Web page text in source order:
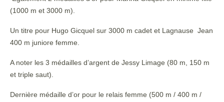
(1000 m et 3000 m).
Un titre pour Hugo Gicquel sur 3000 m cadet et Lagnause Jean
400 m juniore femme.
A noter les 3 médailles d’argent de Jessy Limage (80 m, 150 m
et triple saut).
Dernière médaille d’or pour le relais femme (500 m / 400 m /